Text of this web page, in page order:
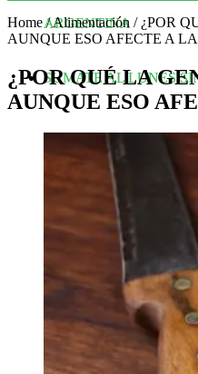
ARGENTINA
SUMATE AL LUNES
Home/Alimentación / ¿POR
AUNQUE ESO AFECTE A
¿POR QUÉ LA
AUNQUE ESO